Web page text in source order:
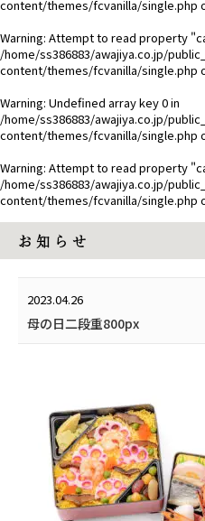
content/themes/fcvanilla/single.php
Warning: Attempt to read property
/home/ss386883/awajiya.co.jp/
content/themes/fcvanilla/single.php
Warning: Undefined array key 0 in
/home/ss386883/awajiya.co.jp/
content/themes/fcvanilla/single.php
Warning: Attempt to read property
/home/ss386883/awajiya.co.jp/
content/themes/fcvanilla/single.php
お 知 ら せ
2023.04.26
母の日二段重800px